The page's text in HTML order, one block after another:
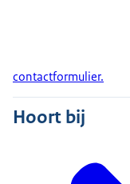
contactformulier.
Hoort bij